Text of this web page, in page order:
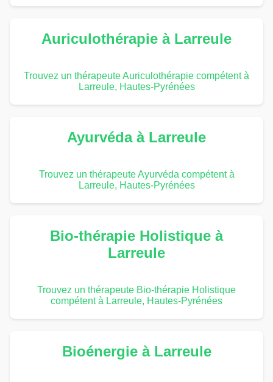
Auriculothérapie à Larreule
Trouvez un thérapeute Auriculothérapie compétent à
Larreule, Hautes-Pyrénées
Ayurvéda à Larreule
Trouvez un thérapeute Ayurvéda compétent à
Larreule, Hautes-Pyrénées
Bio-thérapie Holistique à
Larreule
Trouvez un thérapeute Bio-thérapie Holistique
compétent à Larreule, Hautes-Pyrénées
Bioénergie à Larreule